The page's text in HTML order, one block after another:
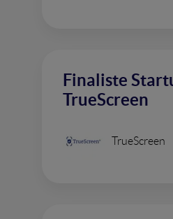
Finaliste
TrueScreen
TrueScreen